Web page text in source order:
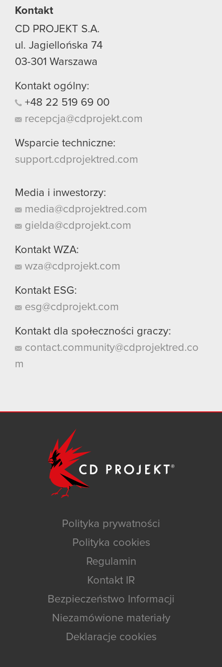
Kontakt
CD PROJEKT S.A.
ul. Jagiellońska 74
03-301 Warszawa
Kontakt ogólny:
+48 22 519 69 00
recepcja@cdprojekt.com
Wsparcie techniczne:
support.cdprojektred.com
Media i inwestorzy:
media@cdprojektred.com
gielda@cdprojekt.com
Kontakt WZA:
wza@cdprojekt.com
Kontakt ESG:
esg@cdprojekt.com
Kontakt dla społeczności graczy:
contact.community@cdprojektred.co
m
Polityka prywatności
Polityka cookies
Regulamin
Kontakt IR
Bezpieczeństwo Informacji
Niezamówione materiały
Deklaracje cookies